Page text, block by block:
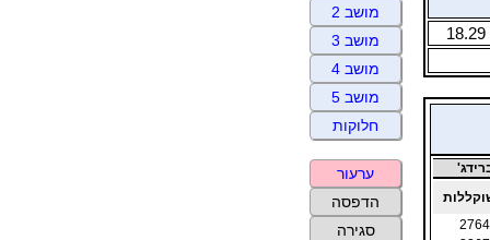
18.29
2764
מושב 2
מושב 3
מושב 4
מושב 5
חלוקות
ערעור
הדפסה
סגירה